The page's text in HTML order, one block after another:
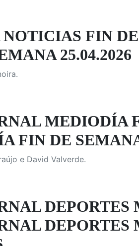
FIN
25.04.2026
MEDIODÍA
FIN DE
e David Valverde.